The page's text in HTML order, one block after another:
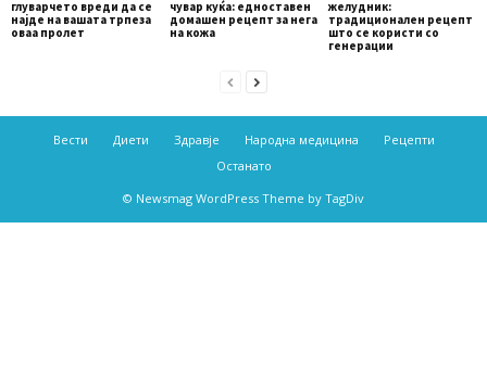
глуварчето вреди да се
најде на вашата трпеза
оваа пролет
чувар куќа: едноставен
домашен рецепт за нега
на кожа
желудник:
традиционален рецепт
што се користи со
генерации
Вести Диети Здравје Народна медицина
Рецепти
Останато
© Newsmag WordPress Theme by TagDiv